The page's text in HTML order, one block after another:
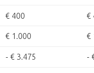
€ 400 €
€ 1.000 €
- € 3.475 -